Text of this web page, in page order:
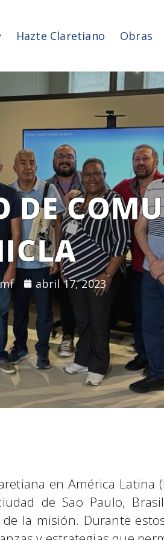
Hazte Claretiano Obras
DE
abril 17, 2023
en América Latina
de Sao Paulo,
la misión. Durante